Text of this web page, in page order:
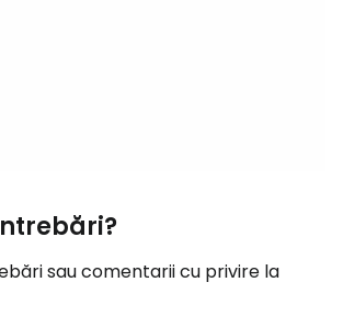
sau comentarii cu privire la